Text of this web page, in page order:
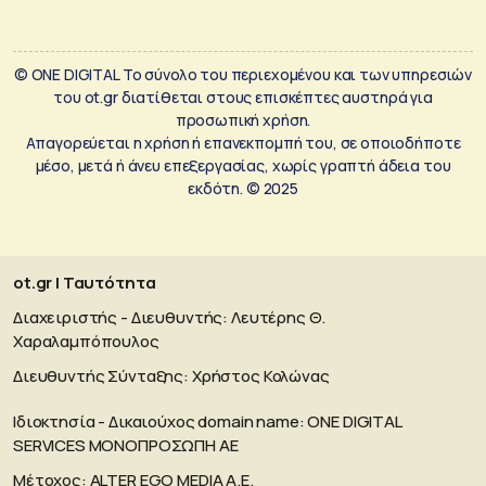
© ONE DIGITAL Το σύνολο του περιεχομένου και των υπηρεσιών
του ot.gr διατίθεται στους επισκέπτες αυστηρά για
προσωπική χρήση.
Απαγορεύεται η χρήση ή επανεκπομπή του, σε οποιοδήποτε
μέσο, μετά ή άνευ επεξεργασίας, χωρίς γραπτή άδεια του
εκδότη. © 2025
ot.gr | Ταυτότητα
Διαχειριστής - Διευθυντής: Λευτέρης Θ.
Χαραλαμπόπουλος
Διευθυντής Σύνταξης: Χρήστος Κολώνας
Ιδιοκτησία - Δικαιούχος domain name: ΟΝΕ DIGITAL
SERVICES MONOΠΡΟΣΩΠΗ ΑΕ
Μέτοχος: ALTER EGO MEDIA A.E.